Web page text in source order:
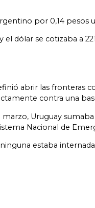
por 0,14
el dólar se cotizaba a
abrir las fronteras
contra una
Uruguay
Nacional de
estaba